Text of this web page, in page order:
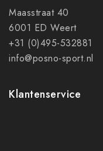
Maasstraat 40
6001 ED Weert
+31 (0)495-532881
info@posno-sport.nl
Klantenservice